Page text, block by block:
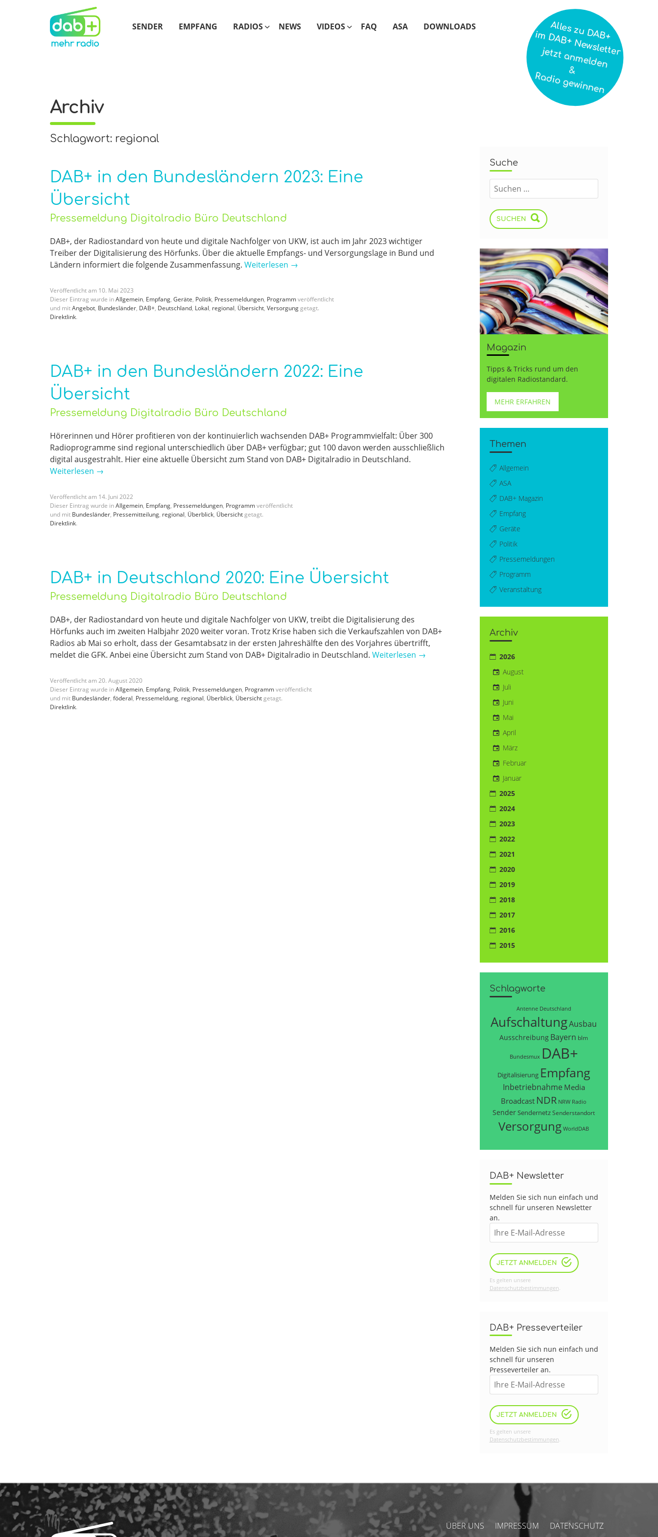
SENDER EMPFANG RADIOS NEWS VIDEOS FAQ ASA DOWNLOADS
Archiv
Schlagwort: regional
DAB+ in den Bundesländern 2023: Eine
Übersicht
Pressemeldung Digitalradio Büro Deutschland
DAB+, der Radiostandard von heute und digitale Nachfolger von UKW, ist auch im Jahr 2023 wichtiger
Treiber der Digitalisierung des Hörfunks. Über die aktuelle Empfangs- und Versorgungslage in Bund und
Ländern informiert die folgende Zusammenfassung. Weiterlesen →
Veröffentlicht am 10. Mai 2023
Dieser Eintrag wurde inAllgemein, Empfang, Geräte, Politik, Pressemeldungen, Programmveröffentlicht
und mitAngebot, Bundesländer, DAB+, Deutschland, Lokal, regional, Übersicht, Versorgung getagt.
Direktlink.
DAB+ in den Bundesländern 2022: Eine
Übersicht
Pressemeldung Digitalradio Büro Deutschland
Hörerinnen und Hörer profitieren von der kontinuierlich wachsenden DAB+ Programmvielfalt: Über 300
Radioprogramme sind regional unterschiedlich über DAB+ verfügbar; gut 100 davon werden ausschließlich
digital ausgestrahlt. Hier eine aktuelle Übersicht zum Stand von DAB+ Digitalradio in Deutschland.
Weiterlesen →
Veröffentlicht am 14. Juni 2022
Dieser Eintrag wurde inAllgemein, Empfang, Pressemeldungen, Programmveröffentlicht
und mit Bundesländer, Pressemitteilung, regional, Überblick, Übersicht getagt.
Direktlink.
DAB+ in Deutschland 2020: Eine Übersicht
Pressemeldung Digitalradio Büro Deutschland
DAB+, der Radiostandard von heute und digitale Nachfolger von UKW, treibt die Digitalisierung des
Hörfunks auch im zweiten Halbjahr 2020 weiter voran. Trotz Krise haben sich die Verkaufszahlen von DAB+
Radios ab Mai so erholt, dass der Gesamtabsatz in der ersten Jahreshälfte den des Vorjahres übertrifft,
meldet die GFK. Anbei eine Übersicht zum Stand von DAB+ Digitalradio in Deutschland. Weiterlesen →
Veröffentlicht am 20. August2020
Dieser Eintrag wurde inAllgemein, Empfang, Politik, Pressemeldungen, Programmveröffentlicht
und mit Bundesländer, föderal, Pressemeldung, regional, Überblick, Übersicht getagt.
Direktlink.
Suche
SUCHEN
Magazin
Tipps & Tricks rund um den
digitalen Radiostandard.
MEHR ERFAHREN
Themen
Allgemein
ASA
DAB+ Magazin
Empfang
Geräte
Politik
Pressemeldungen
Programm
Veranstaltung
Archiv
2026
August
Juli
Juni
Mai
April
März
Februar
Januar
2025
2024
2023
2022
2021
2020
2019
2018
2017
2016
2015
Schlagworte
Antenne Deutschland
AufschaltungAusbau
Ausschreibung Bayern blm
Bundesmux DAB+
Digitalisierung Empfang
Inbetriebnahme Media
Broadcast NDR NRW Radio
SenderSendernetzSenderstandort
Versorgung WorldDAB
DAB+ Newsletter
Melden Sie sich nun einfach und
schnell für unseren Newsletter
an.
JETZT ANMELDEN
Es gelten unsere
Datenschutzbestimmungen
DAB+ Presseverteiler
Melden Sie sich nun einfach und
schnell für unseren
Presseverteiler an.
JETZT ANMELDEN
Es gelten unsere
Datenschutzbestimmungen.
ÜBER UNS IMPRESSUM DATENSCHUTZ
Alles zu DAB+
im DAB+ Newsletter
jetzt anmelden
&
Radio gewinnen